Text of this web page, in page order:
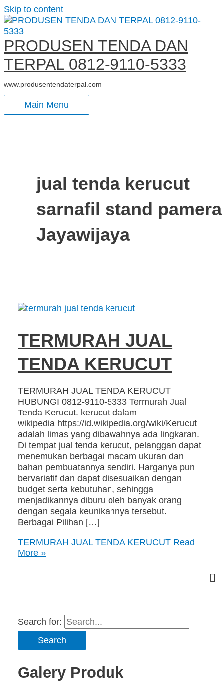
Skip to content
PRODUSEN TENDA DAN
TERPAL 0812-9110-5333
www.produsentendaterpal.com
Main Menu
jual tenda kerucut
sarnafil stand
Jayawijaya
TERMURAH JUAL
TENDA KERUCUT
TERMURAH JUAL TENDA KERUCUT
HUBUNGI 0812-9110-5333 Termurah Jual
Tenda Kerucut. kerucut dalam
wikipedia https://id.wikipedia.org/wiki/Kerucut
adalah limas yang dibawahnya ada lingkaran.
Di tempat jual tenda kerucut, pelanggan dapat
menemukan berbagai macam ukuran dan
bahan pembuatannya sendiri. Harganya pun
bervariatif dan dapat disesuaikan dengan
budget serta kebutuhan, sehingga
menjadikannya diburu oleh banyak orang
dengan segala keunikannya tersebut.
Berbagai Pilihan […]
TERMURAH JUAL TENDA KERUCUT Read
More »
Search for:
Galery Produk